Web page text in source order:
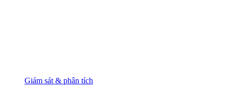
Giám sát & phân tích